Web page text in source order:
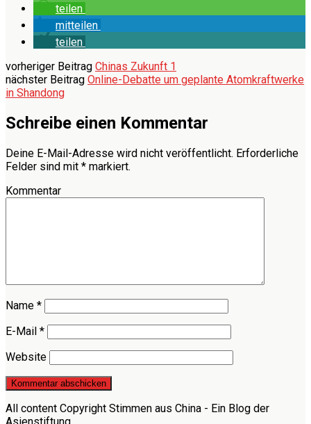
teilen
mitteilen
teilen
vorheriger Beitrag Chinas Zukunft 1
nächster Beitrag Online-Debatte um geplante Atomkraftwerke
in Shandong
Schreibe einen Kommentar
Deine E-Mail-Adresse wird nicht veröffentlicht. Erforderliche
Felder sind mit * markiert.
Kommentar
Name *
E-Mail *
Website
All content Copyright Stimmen aus China - Ein Blog der
Asienstiftung